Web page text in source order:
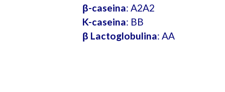
β-caseina: A2A2
K-caseina: BB
β Lactoglobulina: AA